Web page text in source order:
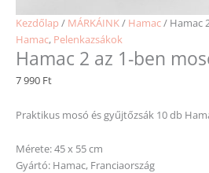
Kezdőlap / MÁRKÁINK/ Hamac/ Hamac
Hamac, Pelenkazsákok
Hamac 2 az 1-ben
7 990 Ft
Praktikus mosó és gyűjtőzsák 10 db
Mérete: 45 x 55 cm
Gyártó: Hamac, Franciaország